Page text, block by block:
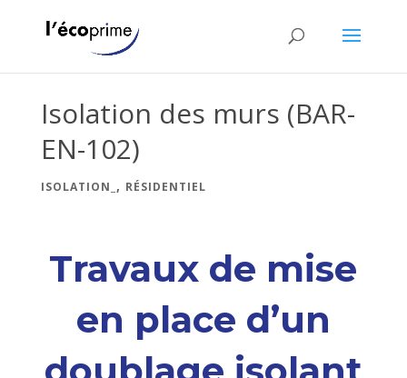
Isolation des murs (BAR-
EN-102)
ISOLATION_ , RÉSIDENTIEL
Travaux de mise
en place d’un